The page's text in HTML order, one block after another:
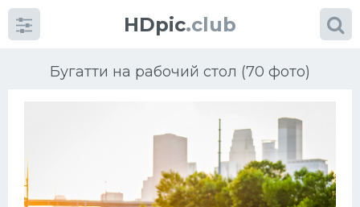
HDpic.club
Бугатти на рабочий стол (70 фото)